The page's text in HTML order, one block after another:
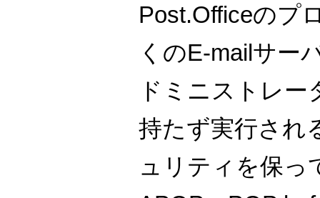
Post.Officeのプ
くのE-mailサー
ドミニストレー
持たず実行され
ュリティを保っ